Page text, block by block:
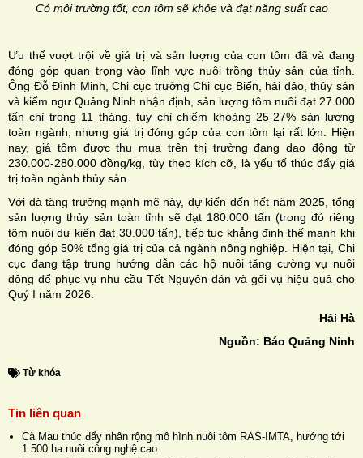
Có môi trường tốt, con tôm sẽ khỏe và đạt năng suất cao
Ưu thế vượt trội về giá trị và sản lượng của con tôm đã và đang
đóng góp quan trọng vào lĩnh vực nuôi trồng thủy sản của tỉnh.
Ông Đỗ Đình Minh, Chi cục trưởng Chi cục Biển, hải đảo, thủy sản
và kiểm ngư Quảng Ninh nhận định, sản lượng tôm nuôi đạt 27.000
tấn chỉ trong 11 tháng, tuy chỉ chiếm khoảng 25-27% sản lượng
toàn ngành, nhưng giá trị đóng góp của con tôm lại rất lớn. Hiện
nay, giá tôm được thu mua trên thị trường đang dao động từ
230.000-280.000 đồng/kg, tùy theo kích cỡ, là yếu tố thúc đẩy giá
trị toàn ngành thủy sản.
Với đà tăng trưởng mạnh mẽ này, dự kiến đến hết năm 2025, tổng
sản lượng thủy sản toàn tỉnh sẽ đạt 180.000 tấn (trong đó riêng
tôm nuôi dự kiến đạt 30.000 tấn), tiếp tục khẳng định thế mạnh khi
đóng góp 50% tổng giá trị của cả ngành nông nghiệp. Hiện tại, Chi
cục đang tập trung hướng dẫn các hộ nuôi tăng cường vụ nuôi
đông để phục vụ nhu cầu Tết Nguyên đán và gối vụ hiệu quả cho
Quý I năm 2026.
Hải Hà
Nguồn: Báo Quảng Ninh
Từ khóa
Tin liên quan
Cà Mau thúc đẩy nhân rộng mô hình nuôi tôm RAS-IMTA, hướng tới
1.500 ha nuôi công nghệ cao